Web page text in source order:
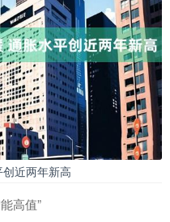
近两年新高
高值”